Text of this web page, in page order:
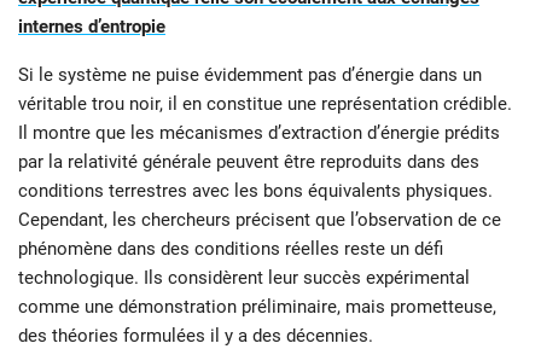
internes d’entropie
Si le système ne puise évidemment pas d’énergie dans un
véritable trou noir, il en constitue une représentation crédible.
Il montre que les mécanismes d’extraction d’énergie prédits
par la relativité générale peuvent être reproduits dans des
conditions terrestres avec les bons équivalents physiques.
Cependant, les chercheurs précisent que l’observation de ce
phénomène dans des conditions réelles reste un défi
technologique. Ils considèrent leur succès expérimental
comme une démonstration préliminaire, mais prometteuse,
des théories formulées il y a des décennies.